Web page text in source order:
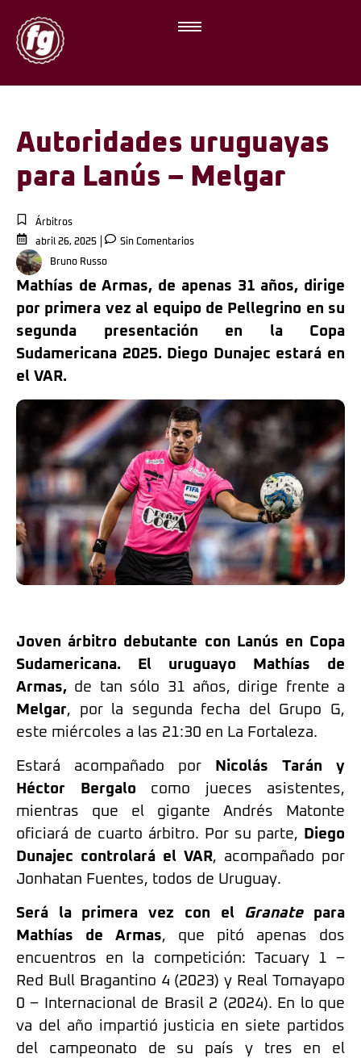
Autoridades uruguayas
para Lanús – Melgar
Árbitros
abril 26, 2025
Sin Comentarios
Bruno Russo
Mathías de Armas, de apenas 31 años, dirige
por primera vez al equipo de Pellegrino en su
segunda presentación en la Copa
Sudamericana 2025. Diego Dunajec estará en
el VAR.
Joven árbitro debutante con Lanús en Copa
Sudamericana. El uruguayo Mathías de
Armas, de tan sólo 31 años, dirige frente a
Melgar, por la segunda fecha del Grupo G,
este miércoles a las 21:30 en La Fortaleza.
Estará acompañado por
Nicolás Tarán y
Héctor Bergalo como jueces asistentes,
mientras que el gigante Andrés Matonte
oficiará de cuarto árbitro. Por su parte,
Diego
Dunajec controlará el VAR, acompañado por
Jonhatan Fuentes, todos de Uruguay.
Será la primera vez con el Granatepara
Mathías de Armas, que pitó apenas dos
encuentros en la competición: Tacuary 1 –
Red Bull Bragantino 4 (2023) y Real Tomayapo
0 – Internacional de Brasil 2 (2024). En lo que
va del año impartió justicia en siete partidos
del campeonato de su país y tres en el